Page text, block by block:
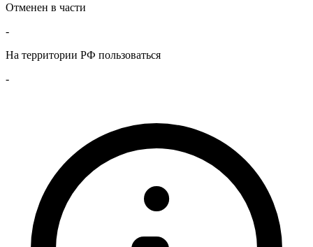
Отменен в части
-
На территории РФ пользоваться
-